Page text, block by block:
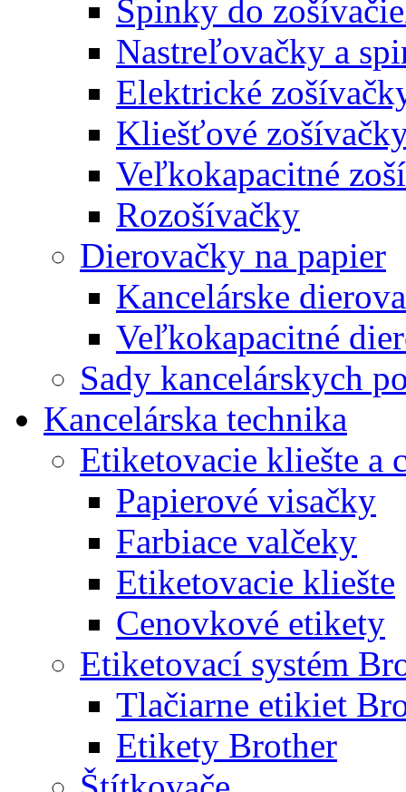
Spinky do
Nastreľovačky a
Elektrické
Kliešťové
Veľkokapacitné
Rozošívačky
Dierovačky na papier
Kancelárske
Veľkokapacitné
Sady kancelárskych
Kancelárska technika
Etiketovacie kliešte a
Papierové visačky
Farbiace valčeky
Etiketovacie kliešte
Cenovkové etikety
Etiketovací systém
Tlačiarne etikiet
Etikety Brother